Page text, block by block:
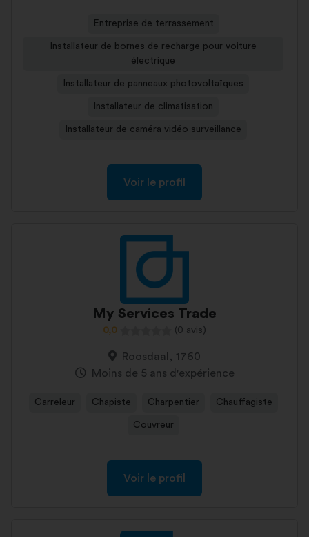
Entreprise de terrassement
Installateur de bornes de recharge pour voiture
électrique
Installateur de panneaux photovoltaïques
Installateur de climatisation
Installateur de caméra vidéo surveillance
Voir le profil
My Services Trade
0,0 (0 avis)
Roosdaal, 1760
Moins de 5 ans d'expérience
Carreleur Chapiste Charpentier Chauffagiste
Couvreur
Voir le profil